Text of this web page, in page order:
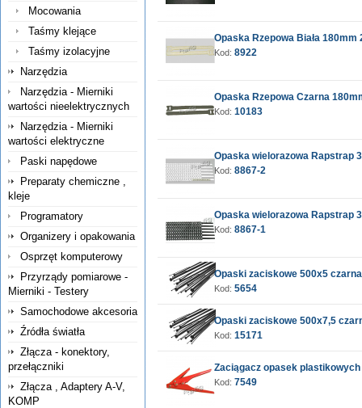
Mocowania
Taśmy klejące
Taśmy izolacyjne
Narzędzia
Narzędzia - Mierniki
wartości nieelektrycznych
Narzędzia - Mierniki
wartości elektryczne
Paski napędowe
Preparaty chemiczne ,
kleje
Programatory
Organizery i opakowania
Osprzęt komputerowy
Przyrządy pomiarowe -
Mierniki - Testery
Samochodowe akcesoria
Źródła światła
Złącza - konektory,
przełączniki
Złącza , Adaptery A-V,
KOMP
Opaska Rzepowa Biała 180mm
Kod: 8922
Opaska Rzepowa Czarna
Kod: 10183
Opaska wielorazowa Rapstrap
Kod: 8867-2
Opaska wielorazowa Rapstrap
Kod: 8867-1
Opaski zaciskowe 500x5
Kod: 5654
Opaski zaciskowe 500x7,5
Kod: 15171
Zaciągacz opasek plastikowych
Kod: 7549